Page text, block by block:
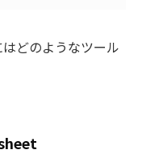
どのようなツール